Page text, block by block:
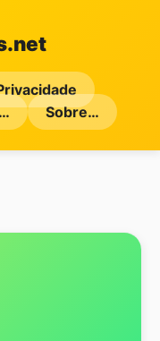
Sobre…